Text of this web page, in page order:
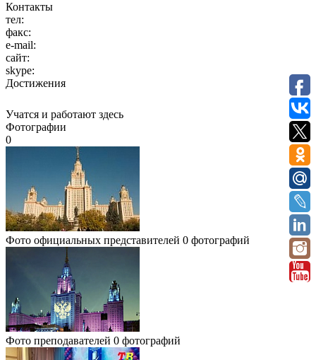
Контакты
тел:
факс:
e-mail:
сайт:
skype:
Достижения
Учатся и работают здесь
Фотографии
0
Фото официальных представителей 0 фотографий
Фото преподавателей 0 фотографий